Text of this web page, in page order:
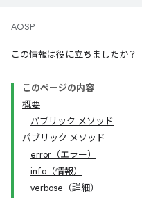
AOSP
この情報は役に立ちましたか？
このページの内容
概要
パブリック メソッド
パブリック メソッド
error（エラー）
info（情報）
verbose（詳細）